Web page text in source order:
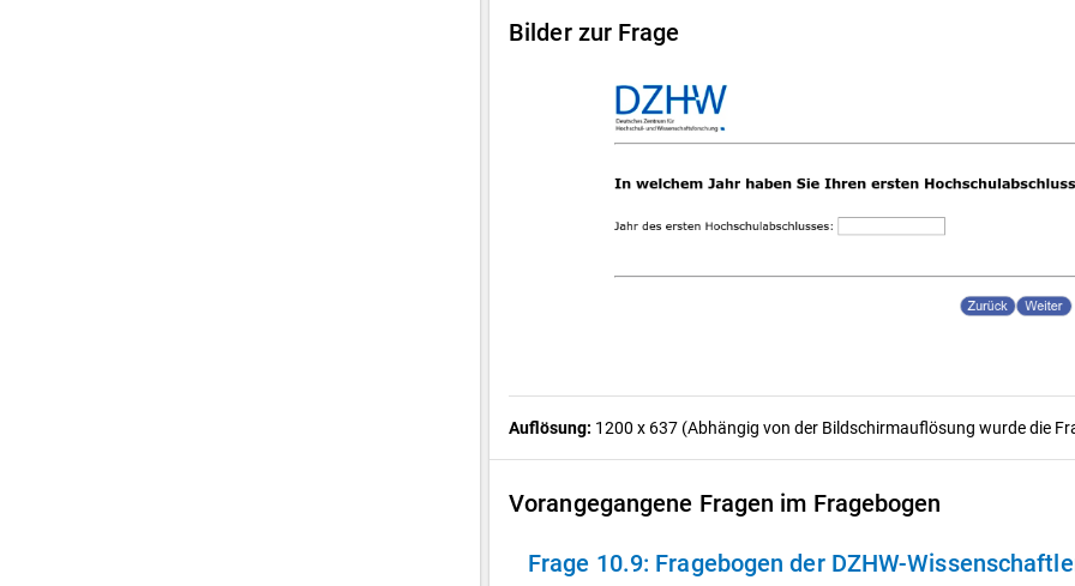
Bilder zur Frage
Auflösung: 1200 x 637 (Abhängig von der Bildschirmauflösung wurde die
Vorangegangene Fragen im Fragebogen
Frage 10.9: Fragebogen der DZHW-